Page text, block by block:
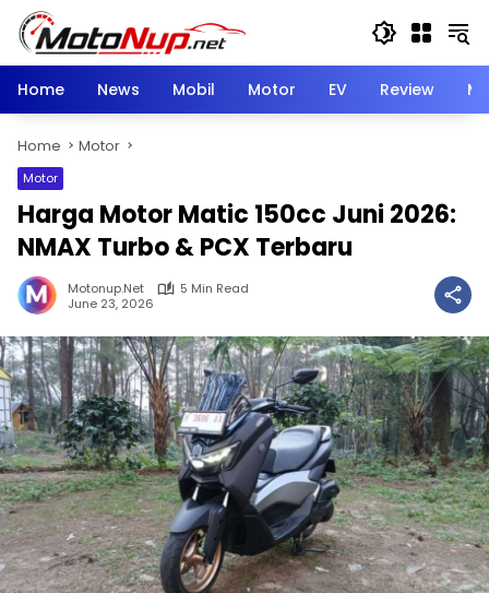
Skip
content
Home
News Mobil Motor EV Review
Home Motor
Motor
Harga Motor Matic 150cc Juni 2026:
NMAX Turbo & PCX Terbaru
Motonup.net
5 Min Read
June 23, 2026